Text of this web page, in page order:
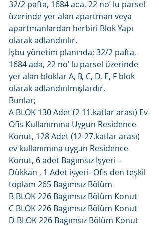
32/2 pafta, 1684 ada, 22 no’ lu parsel
üzerinde yer alan apartman veya
apartmanlardan herbiri Blok Yapı
olarak adlandırılır.
İşbu yönetim planında; 32/2 pafta,
1684 ada, 22 no’ lu parsel üzerinde
yer alan bloklar A, B, C, D, E, F blok
olarak adlandırılmışlardır.
Bunlar;
A BLOK 130 Adet (2-11.katlar arası) Ev-
Ofis Kullanımına Uygun Residence-
Konut, 128 Adet (12-27.katlar arası)
ev kullanımına uygun Residence-
Konut, 6 adet Bağımsız İşyeri –
Dükkan , 1 Adet işyeri- Ofis den teşkil
toplam 265 Bağımsız Bölüm
B BLOK 226 Bağımsız Bölüm Konut
C BLOK 226 Bağımsız Bölüm Konut
D BLOK 226 Bağımsız Bölüm Konut